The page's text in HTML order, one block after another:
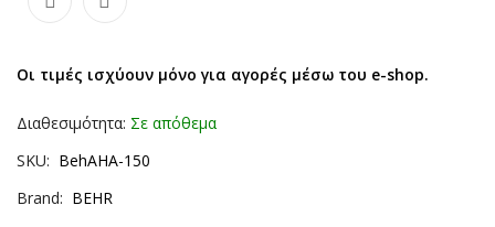
Οι τιμές ισχύουν μόνο για αγορές μέσω του e-shop.
Διαθεσιμότητα: Σε απόθεμα
SKU
BehAHA-150
Brand
BEHR